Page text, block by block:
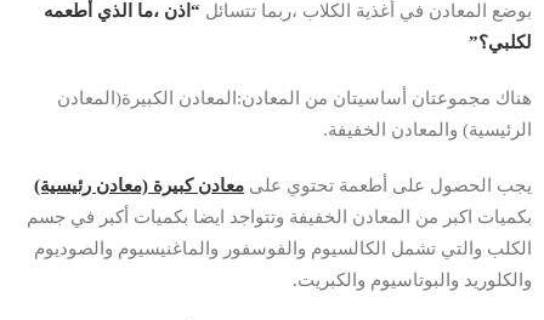
بوضع المعادن في أغذية الكلاب ،ربما تتسائل “اذن ،ما الذي أطعمه
لكلبي؟”
هناك مجموعتان أساسيتان من المعادن:المعادن الكبيرة(المعادن
الرئيسية) والمعادن الخفيفة.
يجب الحصول على أطعمة تحتوي على معادن كبيرة (معادن رئيسية)
بكميات اكبر من المعادن الخفيفة وتتواجد ايضا بكميات أكبر في جسم
الكلب والتي تشمل الكالسيوم والفوسفور والماغنيسيوم والصوديوم
والكلوريد والبوتاسيوم والكبريت.